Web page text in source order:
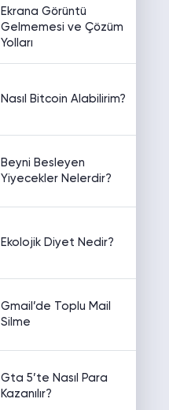
Ekrana Görüntü
Gelmemesi ve Çözüm
Yolları
Nasıl Bitcoin Alabilirim?
Beyni Besleyen
Yiyecekler Nelerdir?
Ekolojik Diyet Nedir?
Gmail’de Toplu Mail
Silme
Gta 5’te Nasıl Para
Kazanılır?